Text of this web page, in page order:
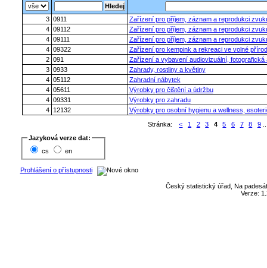
3 0911
Zařízení pro příjem, záznam a reprodukci
4 09112
Zařízení pro příjem, záznam a reprodukci
4 09111
Zařízení pro příjem, záznam a reprodukci
4 09322
Zařízení pro kempink a rekreaci ve volné
2 091
Zařízení a vybavení audiovizuální, fotografická
3 0933
Zahrady, rostliny a květiny
4 05112
Zahradní nábytek
4 05611
Výrobky pro čištění a údržbu
4 09331
Výrobky pro zahradu
4 12132
Výrobky pro osobní hygienu a wellness,
Stránka:
< 1 2 3 4 5 6 7 8 9
Jazyková verze dat:
cs
en
Prohlášení o přístupnosti
Český statistický úřad, Na
Verze: